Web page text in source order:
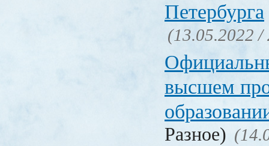
Петербурга
(13.05.2022 /
высшем
Разное)